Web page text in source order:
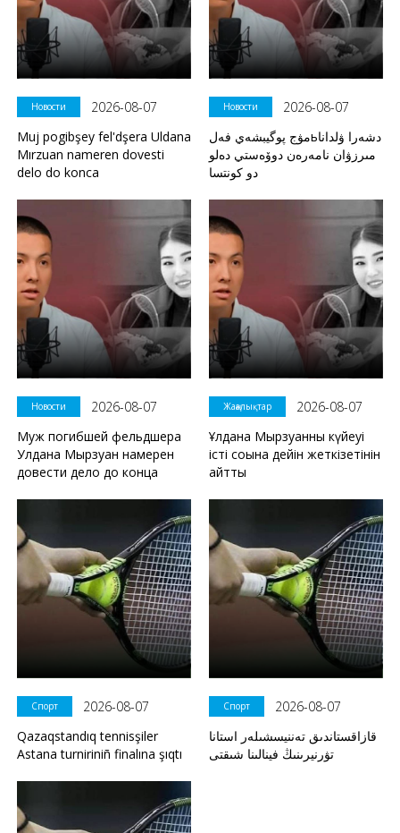
Новости
2026-08-07
Muj pogibşey fel'dşera Uldana
Mırzuan nameren dovesti
delo do konca
Новости
2026-08-07
مۋج پوگيبشەي فەلьدشەرا ۋلدانا
مىرزۋان نامەرەن دوۆەستي دەلو
دو كونتسا
Новости
2026-08-07
Муж погибшей фельдшера
Улдана Мырзуан намерен
довести дело до конца
Жаңалықтар
2026-08-07
Ұлдана Мырзуанның күйеуі
істі соңына дейін жеткізетінін
айтты
Спорт
2026-08-07
Qazaqstandıq tennisşiler
Astana turniriniñ finalına şıqtı
Спорт
2026-08-07
قازاقستاندىق تەننيسشىلەر استانا
تۋرنيرىنىڭ فينالىنا شىقتى